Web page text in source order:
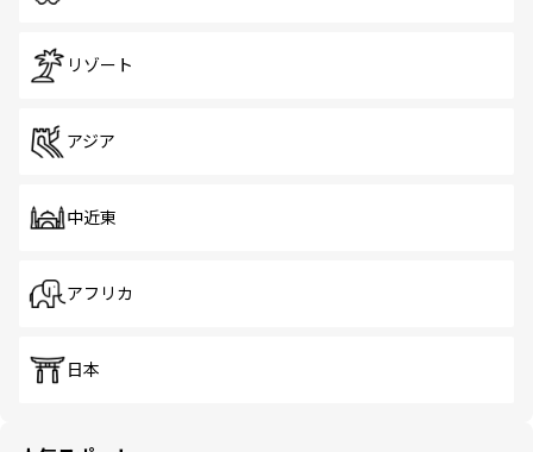
リゾート
アジア
中近東
アフリカ
日本